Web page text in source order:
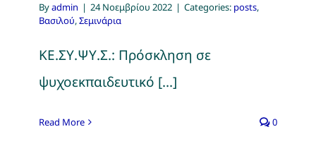
Byadmin | 24 Νοεμβρίου 2022 | Categories: posts,
Βασιλού,Σεμινάρια
ΚΕ.ΣΥ.ΨΥ.Σ.: Πρόσκληση σε
ψυχοεκπαιδευτικό [...]
Read More 0